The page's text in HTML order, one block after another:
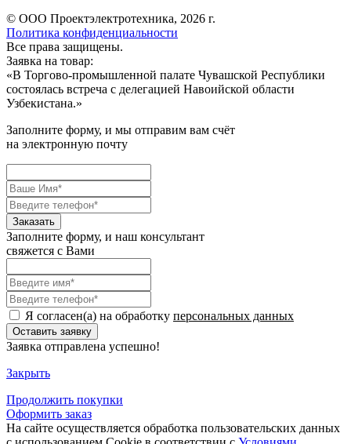
© ООО Проектэлектротехника, 2026 г.
Политика конфиденциальности
Все права защищены.
Заявка на товар:
«В Торгово-промышленной палате Чувашской Республики
состоялась встреча с делегацией Навоийской области
Узбекистана.»
Заполните форму, и мы отправим вам счёт
на электронную почту
Заполните форму, и наш консультант
свяжется с Вами
Я согласен(а) на обработку персональных данных
Заявка отправлена успешно!
Закрыть
Продолжить покупки
Оформить заказ
На сайте осуществляется обработка пользовательских данных